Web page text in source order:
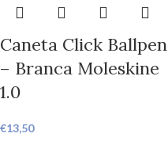
Caneta Click Ballpen
– Branca Moleskine
1.0
€13,50